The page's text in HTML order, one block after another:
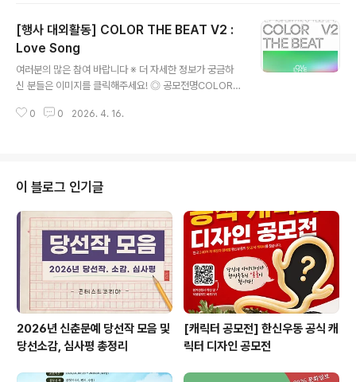
일상에서 미술품을 감상하고 합리적인 구매가 이루어지는
아트페어 ◎ 전시장소서울 송파구 중대로 80, 2층 엠아트
센터(롯데마트 송파점) ◎ 전시기간1부 - 2026.6.17.(수)
–6.21(일), (5일간) / 2부 – 2026.6.23.(화)–6.27(토),
1, 2부(50% 할인가 ..
[행사 대외활동] COLOR THE BEAT V2 :
Love Song
여러분의 많은 참여 바랍니다 ※ 더 자세한 정보가 궁금하
신 분들은 이미지를 클릭해주세요! ◎ 공모전명COLOR
사랑- 주제 : 당신이 가장 사랑했던 순간들 ◎ 공모 내용-
이야기들을 음악, 영상, 미디어아트, 퍼포먼스 등으로 재해
석하여 5개의 에피소드로 구성된 하나의 스토리형 공연을
완성합니다.- 공연은 다음과 같은 흐름으로 구성됩니다.-
프롤로그 – 5가지 에피소드 – 에필로그- 각 팀은 하나의 사
연(이야기)을 맡아 새로운 음악과 영상으로 표현하며 전체
공연은..
0 0 2026. 4. 16.
이 블로그 인기글
2026년 신춘문예 당선작 모음 및
당선소감, 심사평 총정리
[캐릭터 공모전] 한신우동 공식 캐
릭터 디자인 공모전